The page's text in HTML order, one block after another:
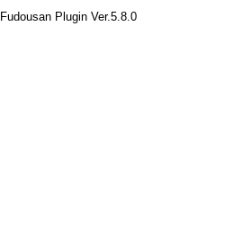
Fudousan Plugin Ver.5.8.0